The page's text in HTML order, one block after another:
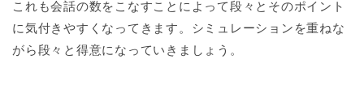
これも会話の数をこなすことによって段々とそのポイント
に気付きやすくなってきます。シミュレーションを重ねな
がら段々と得意になっていきましょう。